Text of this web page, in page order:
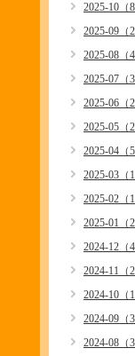
2025-10（8
2025-09（2
2025-08（4
2025-07（3
2025-06（2
2025-05（2
2025-04（5
2025-03（1
2025-02（1
2025-01（2
2024-12（4
2024-11（2
2024-10（1
2024-09（3
2024-08（3